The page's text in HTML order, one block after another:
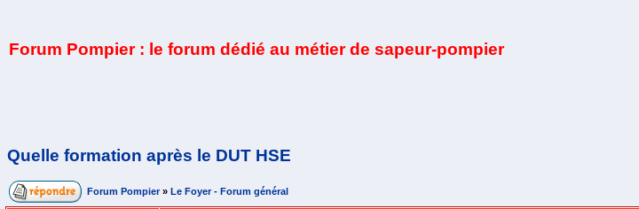
Forum Pompier : le forum dédié au métier de sapeur-pompier
Quelle formation après le DUT HSE
Forum Pompier » Le Foyer - Forum général